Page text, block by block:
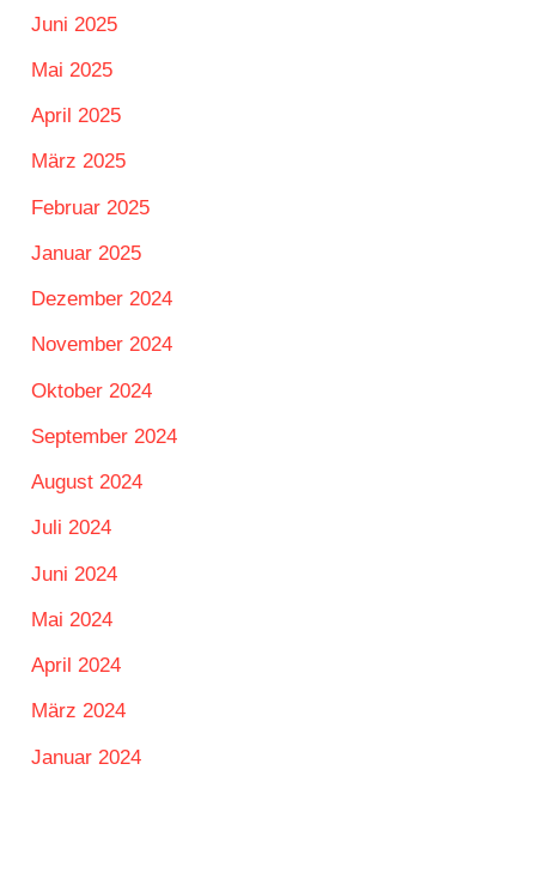
Juni 2025
Mai 2025
April 2025
März 2025
Februar 2025
Januar 2025
Dezember 2024
November 2024
Oktober 2024
September 2024
August 2024
Juli 2024
Juni 2024
Mai 2024
April 2024
März 2024
Januar 2024